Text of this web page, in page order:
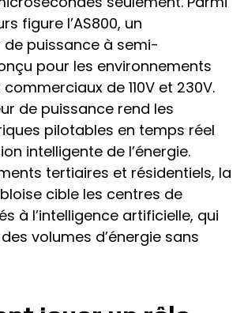
figure l’AS800, un
puissance à semi-
pour les environnements
de 110V et 230V.
de puissance rend les
pilotables en temps réel
intelligente de l’énergie.
tertiaires et résidentiels, la
cible les centres de
à l’intelligence artificielle, qui
volumes d’énergie sans